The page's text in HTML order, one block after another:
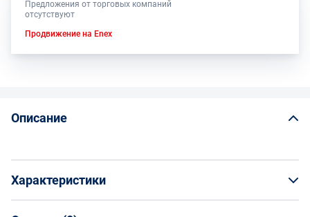
Предложения от торговых компаний
отсутствуют
Продвижение на Enex
Описание
Характеристики